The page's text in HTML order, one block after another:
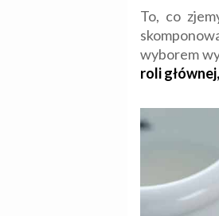
To, co
wyborem
roli